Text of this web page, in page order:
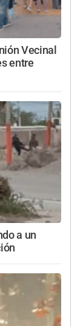
Vecinal
entre
a un